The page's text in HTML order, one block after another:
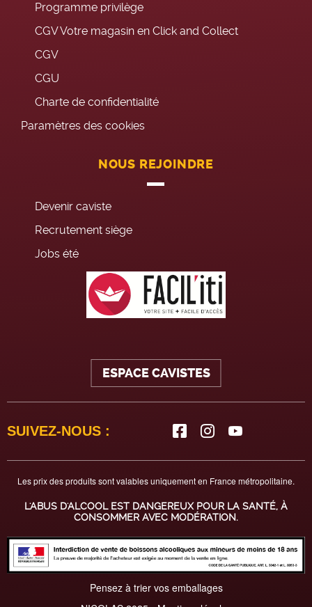
Programme privilège
CGV Votre magasin en Click and Collect
CGV
CGU
Charte de confidentialité
Paramètres des cookies
NOUS REJOINDRE
Devenir caviste
Recrutement siège
Jobs été
ESPACE CAVISTES
SUIVEZ-NOUS :
Les prix des produits sont valables uniquement en France métropolitaine.
L'ABUS D'ALCOOL EST DANGEREUX POUR LA SANTÉ, À
CONSOMMER AVEC MODÉRATION.
Pensez à trier vos emballages